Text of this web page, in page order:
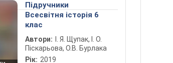
Підручники
Всесвітня історія 6
клас
Автори:
І. Я. Щупак, І. О.
Піскарьова, О.В. Бурлака
Рік: 2019